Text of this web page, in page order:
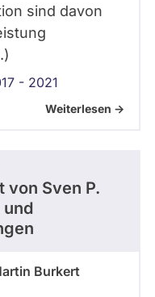
sind davon
- 2021
Weiterlesen ->
von Sven P.
Burkert